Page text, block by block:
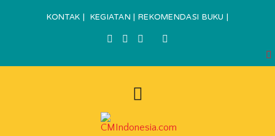
KONTAK| KEGIATAN|REKOMENDASI BUKU|